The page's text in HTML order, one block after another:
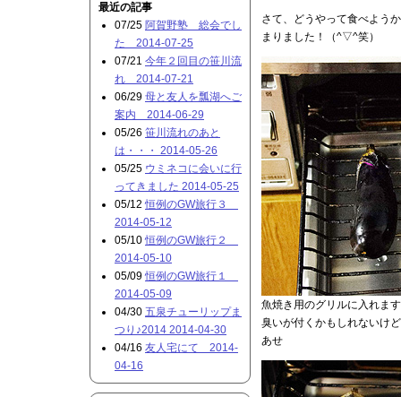
さて、どうやって食べよう
まりました！（^▽^笑）
魚焼き用のグリルに入れま
臭いが付くかもしれないけ
あせ
最近の記事
07/25 阿賀野塾 総会でし
た 2014-07-25
07/21 今年２回目の笹川流
れ 2014-07-21
06/29 母と友人を瓢湖へご
案内 2014-06-29
05/26 笹川流れのあと
は・・・ 2014-05-26
05/25 ウミネコに会いに行
ってきました 2014-05-25
05/12恒例のGW旅行３
2014-05-12
05/10恒例のGW旅行２
2014-05-10
05/09恒例のGW旅行１
2014-05-09
04/30 五泉チューリップま
つり♪2014 2014-04-30
04/16 友人宅にて 2014-
04-16